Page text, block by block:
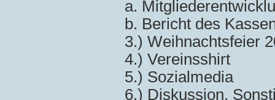
a.
b. Bericht des
3.) Weihnachtsfeier
4.) Vereinsshirt
5.) Sozialmedia
6.) Diskussion,